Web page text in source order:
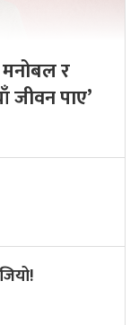
र
जीवन पाए’